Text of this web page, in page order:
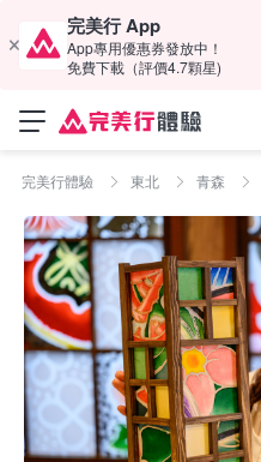
完美行 App
App專用優惠券發放中！
免費下載（評價4.7顆星)
完美行體驗 東北 青森